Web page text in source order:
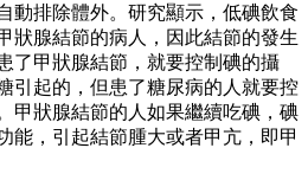
動排除體外。研究顯示，低碘飲食
狀腺結節的病人，因此結節的發生
了甲狀腺結節，就要控制碘的攝
引起的，但患了糖尿病的人就要控
甲狀腺結節的人如果繼續吃碘，碘
能，引起結節腫大或者甲亢，即甲